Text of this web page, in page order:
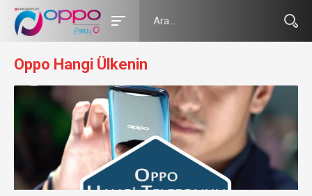
Oppo Hangi Ülkenin